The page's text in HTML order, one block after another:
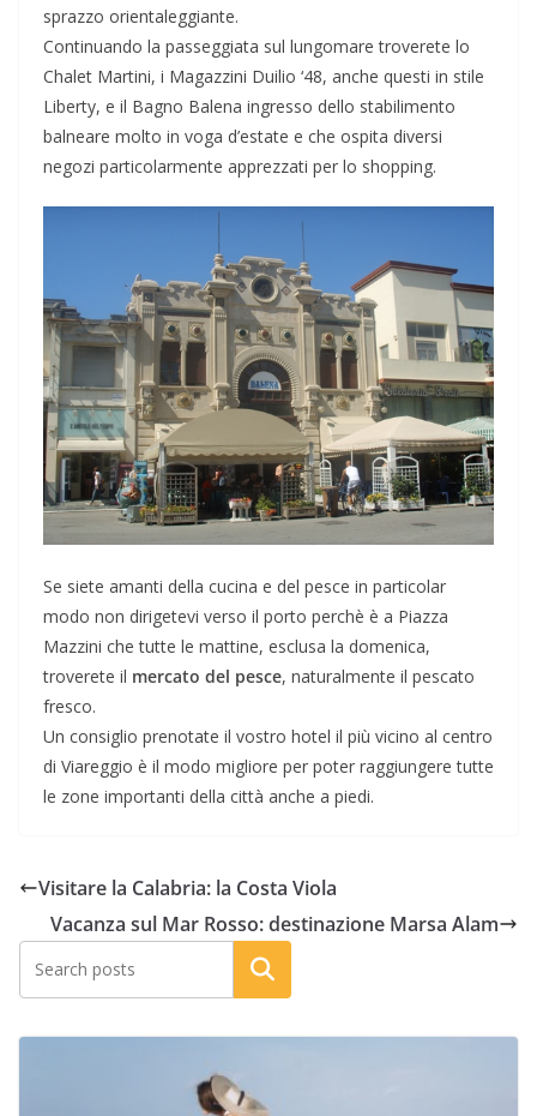
sprazzo orientaleggiante.
Continuando la passeggiata sul lungomare troverete lo
Chalet Martini, i Magazzini Duilio ‘48, anche questi in stile
Liberty, e il Bagno Balena ingresso dello stabilimento
balneare molto in voga d’estate e che ospita diversi
negozi particolarmente apprezzati per lo shopping.
Se siete amanti della cucina e del pesce in particolar
modo non dirigetevi verso il porto perchè è a Piazza
Mazzini che tutte le mattine, esclusa la domenica,
troverete il mercato del pesce, naturalmente il pescato
fresco.
Un consiglio prenotate il vostro hotel il più vicino al centro
di Viareggio è il modo migliore per poter raggiungere tutte
le zone importanti della città anche a piedi.
Visitare la Calabria: la Costa Viola
Vacanza sul Mar Rosso: destinazione Marsa Alam
Cerca